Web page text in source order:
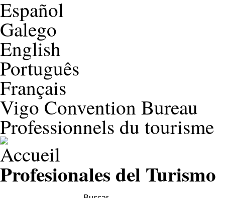
Español
Galego
English
Português
Français
Vigo Convention Bureau
Professionnels du tourisme
Profesionales del Turismo